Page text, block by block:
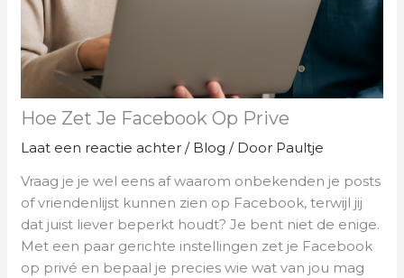
Hoe Zet Je Facebook Op Prive
Laat een reactie achter / Blog / Door Paultje
Vraag je je wel eens af waarom onbekenden je posts
of vriendenlijst kunnen zien op Facebook, terwijl jij
dat juist liever beperkt houdt? Je bent niet de enige.
Met een paar gerichte instellingen zet je Facebook
op privé en bepaal je precies wie wat van jou mag